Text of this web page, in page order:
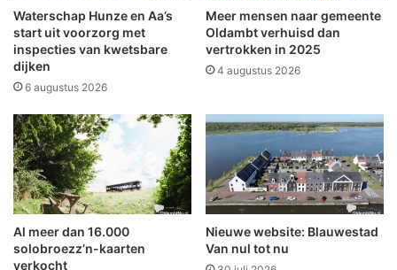
n
a
g
r
o
d
i
g
e
v
e
r
b
a
n
b
r
a
d
s
t
i
c
h
t
i
Waterschap Hunze en Aa’s
start uit voorzorg met
inspecties van kwetsbare
dijken
6 augustus 2026
Meer mensen naar gemeente
Oldambt verhuisd dan
vertrokken in 2025
4 augustus 2026
Al meer dan 16.000
solobroezz’n-kaarten
verkocht
Nieuwe website: Blauwestad
Van nul tot nu